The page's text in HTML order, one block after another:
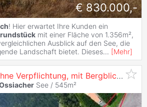
€ 830.000,-
! Hier erwartet Ihre Kunden ein
mit einer Fläche von 1.356m²,
Ausblick auf den See, die
Landschaft bietet. Dieses... [Mehr]
Verpflichtung, mit Bergblick in Apetig /
See / 545m²